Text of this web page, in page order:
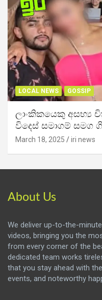
LOCAL NEWS GOSSIP
ලාංකිකයෙකු අසභ්‍ය
විදෙස් සමාගම් සමග
March 18, 2025 iri news
About Us
We deliver up-to-the-
videos, bringing you the
from every corner of the
dedicated team works
that you stay ahead with
events, and noteworthy